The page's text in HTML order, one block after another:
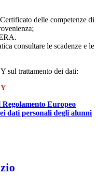
delle competenze di
consultare le scadenze e le
sul trattamento dei dati:
Europeo
dati personali degli alunni